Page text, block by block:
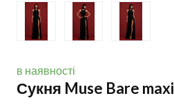
в наявності
Сукня Muse Bare maxi